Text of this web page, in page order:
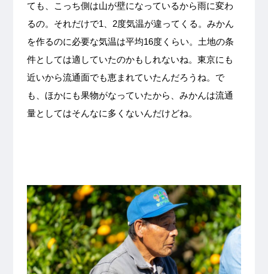
ても、こっち側は山が壁になっているから雨に変わ
るの。それだけで1、2度気温が違ってくる。みかん
を作るのに必要な気温は平均16度くらい。土地の条
件としては適していたのかもしれないね。東京にも
近いから流通面でも恵まれていたんだろうね。で
も、ほかにも果物がなっていたから、みかんは流通
量としてはそんなに多くないんだけどね。